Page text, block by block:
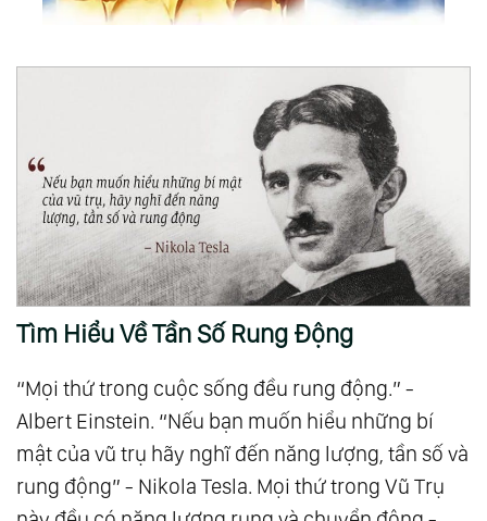
Tìm Hiểu Về Tần Số Rung Động
“Mọi thứ trong cuộc sống đều rung động.” -
Albert Einstein. “Nếu bạn muốn hiểu những bí
mật của vũ trụ hãy nghĩ đến năng lượng, tần số và
rung động” - Nikola Tesla. Mọi thứ trong Vũ Trụ